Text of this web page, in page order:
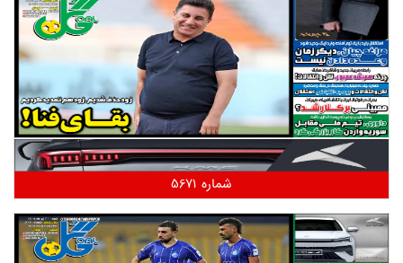
شماره 5671